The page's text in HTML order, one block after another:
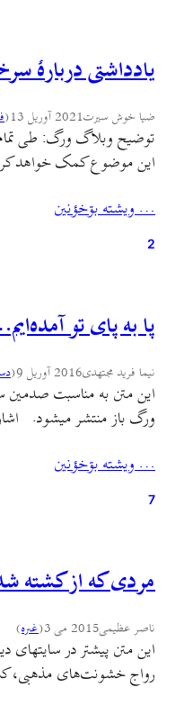
یادداشتی دربارهٔ
ضیا خوش سیرت2021 آوریل 13 (
توضیح وبلاگ ورگ: طی
این موضوع کمک خواهد کرد
… ويشته بۊخؤنين
2
پا به پای تو
نیما فرید مجتهدی2016 آوریل 9 (
ورگ باز منتشر میشود.
… ويشته بۊخؤنين
7
مردی که از کشته
ناصر عظیمی2015 می 3 (غىره)
این متن پیشتر در سایتهای
رواج خشونت‌های مذهبی،